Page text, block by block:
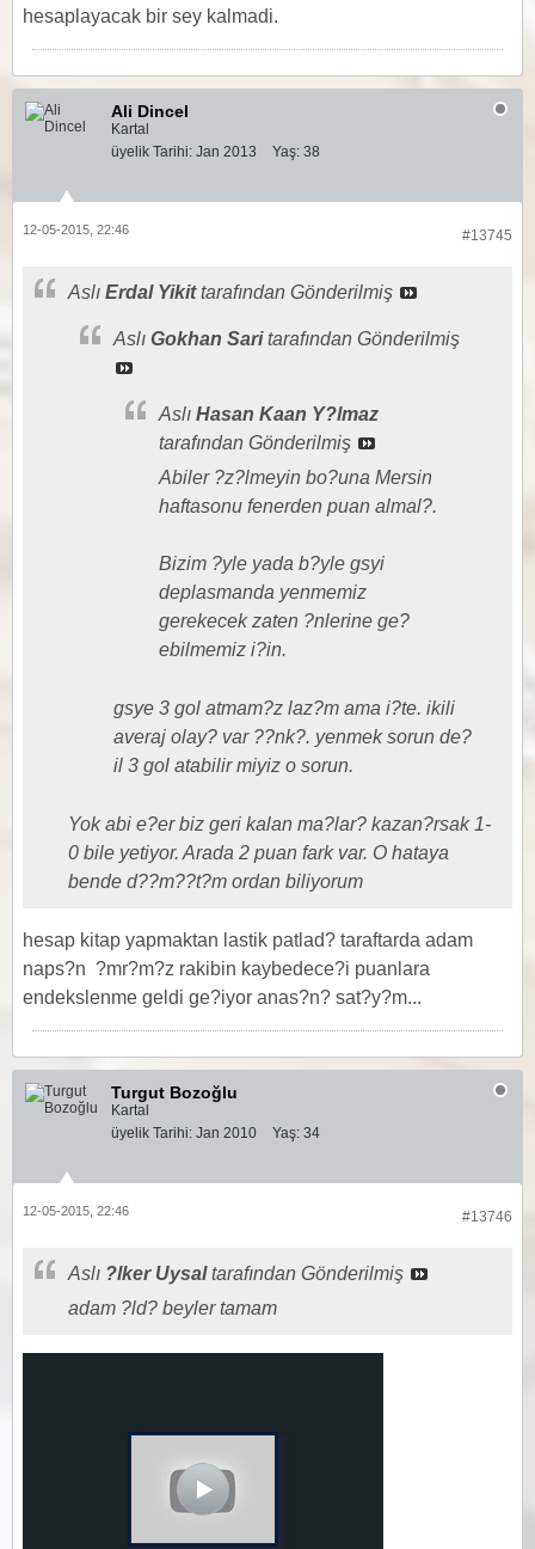
hesaplayacak bir sey kalmadi.
Ali Dincel
Kartal
üyelik Tarihi: Jan 2013 Yaş: 38
#13745
12-05-2015, 22:46
Aslı Erdal Yikittarafından Gönderilmiş
Aslı Gokhan Saritarafından Gönderilmiş
Aslı Hasan Kaan Y?lmaz
tarafından Gönderilmiş
Abiler ?z?lmeyin bo?una Mersin
haftasonu fenerden puan almal?.
Bizim ?yle yada b?yle gsyi
deplasmanda yenmemiz
gerekecek zaten ?nlerine ge?
ebilmemiz i?in.
gsye 3 gol atmam?z laz?m ama i?te. ikili
averaj olay? var ??nk?. yenmek sorun de?
il 3 gol atabilir miyiz o sorun.
Yok abi e?er biz geri kalan ma?lar? kazan?rsak 1-
0 bile yetiyor. Arada 2 puan fark var. O hataya
bende d??m??t?m ordan biliyorum
hesap kitap yapmaktan lastik patlad? taraftarda adam
naps?n ?mr?m?z rakibin kaybedece?i puanlara
endekslenme geldi ge?iyor anas?n? sat?y?m...
Turgut Bozoğlu
Kartal
üyelik Tarihi: Jan 2010 Yaş: 34
#13746
12-05-2015, 22:46
Aslı ?lker Uysaltarafından Gönderilmiş
adam ?ld? beyler tamam